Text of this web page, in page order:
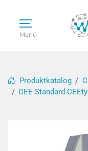
Menü
Produktkatalog
CEE Standard